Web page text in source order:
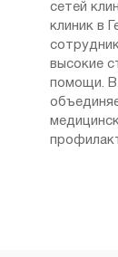
сетей
клиник в
высокие
помощи. В